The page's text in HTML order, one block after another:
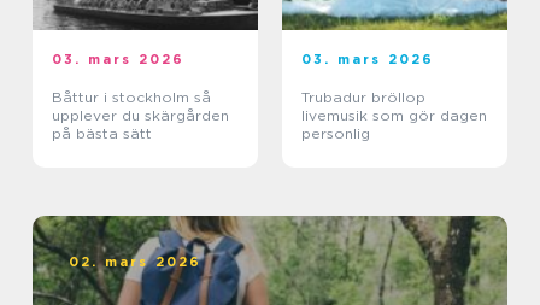
03. mars 2026
Båttur i stockholm så
upplever du skärgården
på bästa sätt
03. mars 2026
Trubadur bröllop
livemusik som gör dagen
personlig
02. mars 2026